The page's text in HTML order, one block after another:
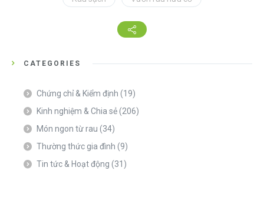
CATEGORIES
Chứng chỉ & Kiểm định (19)
Kinh nghiệm & Chia sẻ(206)
Món ngon từ rau (34)
Thường thức gia đình (9)
Tin tức & Hoạt động (31)